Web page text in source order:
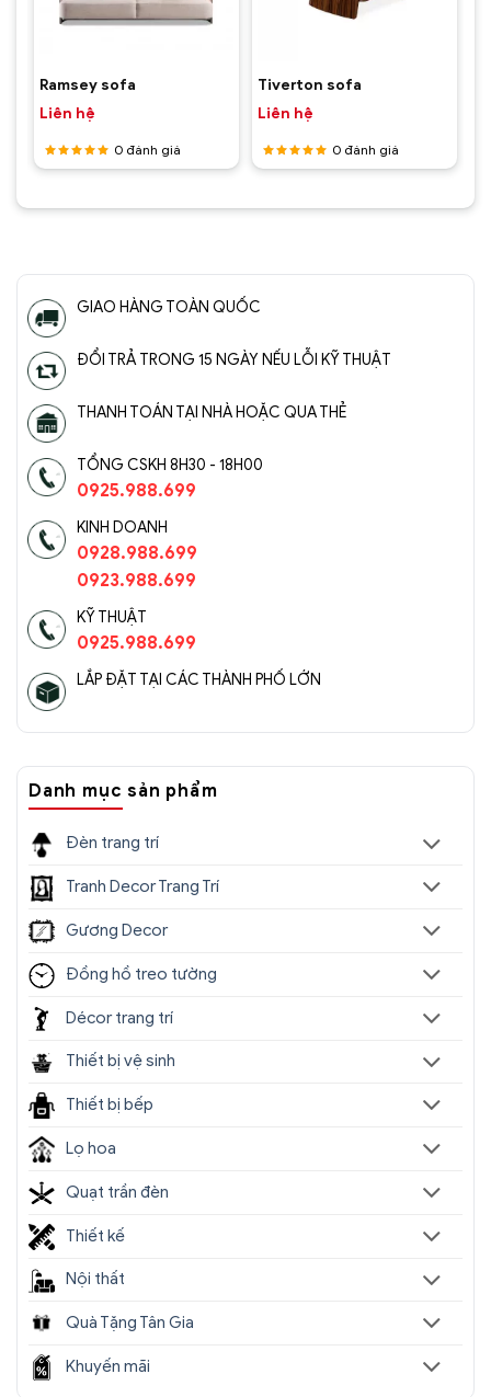
Ramsey sofa
Liên hệ
Được
55 sao
0 đánh giá
Tiverton sofa
Liên hệ
Được
55 sao
0 đánh giá
GIAO HÀNG TOÀN QUỐC
ĐỔI TRẢ TRONG 15 NGÀY NẾU LỖI KỸ THUẬT
THANH TOÁN TẠI NHÀ HOẶC QUA THẺ
TỔNG CSKH 8H30 - 18H00
0925.988.699
KINH DOANH
0928.988.699
0923.988.699
KỸ THUẬT
0925.988.699
LẮP ĐẶT TẠI CÁC THÀNH PHỐ LỚN
Danh mục sản phẩm
Đèn trang trí
Tranh Decor Trang Trí
Gương Decor
Đồng hồ treo tường
Décor trang trí
Thiết bị vệ sinh
Thiết bị bếp
Lọ hoa
Quạt trần đèn
Thiết kế
Nội thất
Quà Tặng Tân Gia
Khuyến mãi